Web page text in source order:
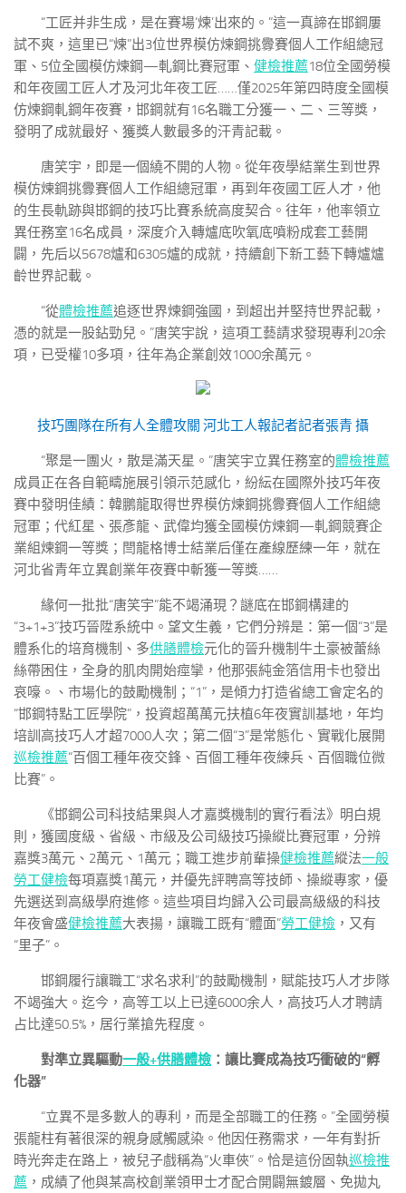
“工匠并非生成，是在賽場‘煉’出來的。”這一真諦在邯鋼屢
試不爽，這里已“煉”出3位世界模仿煉鋼挑釁賽個人工作組總冠
軍、5位全國模仿煉鋼—軋鋼比賽冠軍、 健檢推薦18位全國勞模
和年夜國工匠人才及河北年夜工匠……僅2025年第四時度全國模
仿煉鋼軋鋼年夜賽，邯鋼就有16名職工分獲一、二、三等獎，
發明了成就最好、獲獎人數最多的汗青記載。
唐笑宇，即是一個繞不開的人物。從年夜學結業生到世界
模仿煉鋼挑釁賽個人工作組總冠軍，再到年夜國工匠人才，他
的生長軌跡與邯鋼的技巧比賽系統高度契合。往年，他率領立
異任務室16名成員，深度介入轉爐底吹氧底噴粉成套工藝開
闢，先后以5678爐和6305爐的成就，持續創下新工藝下轉爐爐
齡世界記載。
“從體檢推薦追逐世界煉鋼強國，到超出并堅持世界記載，
憑的就是一股鉆勁兒。”唐笑宇說，這項工藝請求發現專利20余
項，已受權10多項，往年為企業創效1000余萬元。
技巧團隊在所有人全體攻關 河北工人報記者記者張青 攝
“聚是一團火，散是滿天星。”唐笑宇立異任務室的體檢推薦
成員正在各自範疇施展引領示范感化，紛紜在國際外技巧年夜
賽中發明佳績：韓鵬龍取得世界模仿煉鋼挑釁賽個人工作組總
冠軍；代紅星、張彥龍、武偉均獲全國模仿煉鋼—軋鋼競賽企
業組煉鋼一等獎；閆龍格博士結業后僅在產線歷練一年，就在
河北省青年立異創業年夜賽中斬獲一等獎……
緣何一批批“唐笑宇”能不竭涌現？謎底在邯鋼構建的
“3+1+3”技巧晉陞系統中。望文生義，它們分辨是：第一個“3”是
體系化的培育機制、多供膳體檢元化的晉升機制牛土豪被蕾絲
絲帶困住，全身的肌肉開始痙攣，他那張純金箔信用卡也發出
哀嚎。、市場化的鼓勵機制；“1”，是傾力打造省總工會定名的
“邯鋼特點工匠學院”，投資超萬萬元扶植6年夜實訓基地，年均
培訓高技巧人才超7000人次；第二個“3”是常態化、實戰化展開
巡檢推薦“百個工種年夜交鋒、百個工種年夜練兵、百個職位微
比賽”。
《邯鋼公司科技結果與人才嘉獎機制的實行看法》明白規
則，獲國度級、省級、市級及公司級技巧操縱比賽冠軍，分辨
嘉獎3萬元、2萬元、1萬元；職工進步前輩操健檢推薦縱法一般
勞工健檢每項嘉獎1萬元，并優先評聘高等技師、操縱專家，優
先選送到高級學府進修。這些項目均歸入公司最高級級的科技
年夜會盛健檢推薦大表揚，讓職工既有“體面”勞工健檢 ，又有
“里子”。
邯鋼履行讓職工“求名求利”的鼓勵機制，賦能技巧人才步隊
不竭強大。迄今，高等工以上已達6000余人，高技巧人才聘請
占比達50.5%，居行業搶先程度。
對準立異驅動一般+供膳體檢 ： 讓比賽成為技巧衝破的“孵
化器”
“立異不是多數人的專利，而是全部職工的任務。”全國勞模
張龍柱有著很深的親身感觸感染。他因任務需求，一年有對折
時光奔走在路上，被兒子戲稱為“火車俠”。恰是這份固執巡檢推
薦 ，成績了他與某高校創業領甲士才配合開闢無鍍層、免拋丸